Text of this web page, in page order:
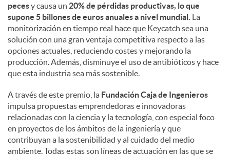
pecesy causa un 20% de pérdidas productivas, lo que
supone 5 billones de euros anuales a nivel mundial. La
monitorización en tiempo real hace que Keycatch sea una
solución con una gran ventaja competitiva respecto a las
opciones actuales, reduciendo costes y mejorando la
producción. Además, disminuye el uso de antibióticos y hace
que esta industria sea más sostenible.
A través de este premio, la Fundación Caja de Ingenieros
impulsa propuestas emprendedoras e innovadoras
relacionadas con la ciencia y la tecnología, con especial foco
en proyectos de los ámbitos de la ingeniería y que
contribuyan a la sostenibilidad y al cuidado del medio
ambiente. Todas estas son líneas de actuación en las que se